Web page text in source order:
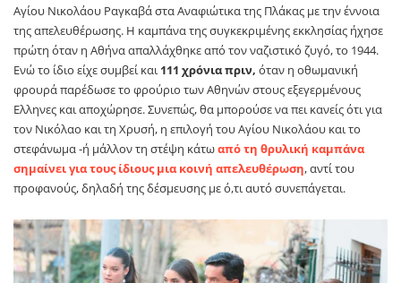
Αγίου Νικολάου Ραγκαβά στα Αναφιώτικα της Πλάκας με την έννοια
της απελευθέρωσης. Η καμπάνα της συγκεκριμένης εκκλησίας ήχησε
πρώτη όταν η Αθήνα απαλλάχθηκε από τον ναζιστικό ζυγό, το 1944.
Ενώ το ίδιο είχε συμβεί και111 χρόνια πριν, όταν η οθωμανική
φρουρά παρέδωσε το φρούριο των Αθηνών στους εξεγερμένους
Ελληνες και αποχώρησε. Συνεπώς, θα μπορούσε να πει κανείς ότι για
τον Νικόλαο και τη Χρυσή, η επιλογή του Αγίου Νικολάου και το
στεφάνωμα -ή μάλλον τη στέψη κάτωαπό τη θρυλική καμπάνα
σημαίνει για τους ίδιους μια κοινή απελευθέρωση, αντί του
προφανούς, δηλαδή της δέσμευσης με ό,τι αυτό συνεπάγεται.